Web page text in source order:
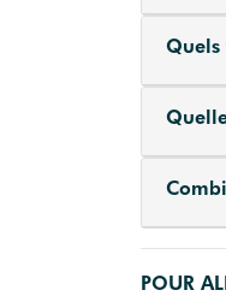
Quels
POUR